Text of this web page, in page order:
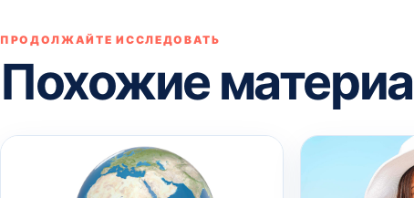
ПРОДОЛЖАЙТЕ ИССЛЕДОВАТЬ
Похожие